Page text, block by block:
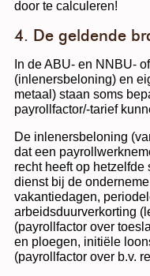
door te calculeren!
4. De geldende
In de ABU- en NNBU-
(inlenersbeloning) en
metaal) staan soms
payrollfactor/-tarief
De inlenersbeloning
dat een
recht heeft op
dienst bij de
vakantiedagen,
arbeidsduurverkorting
(payrollfactor over
en ploegen, initiële
(payrollfactor over b.v.